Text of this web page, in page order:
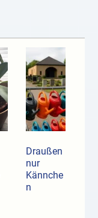
Draußen
nur
Kännche
n